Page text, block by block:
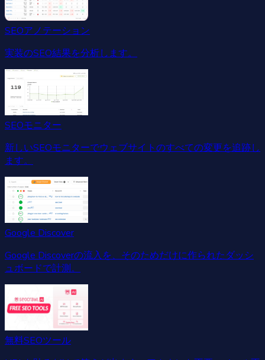
SEOアノテーション
実装のSEO結果を分析します。
SEOモニター
新しいSEOモニターでウェブサイトのすべての変更を追跡し
ます。
Google Discover
Google Discoverの流入を、そのためだけに作られたダッシ
ュボードで計測。
無料SEOツール